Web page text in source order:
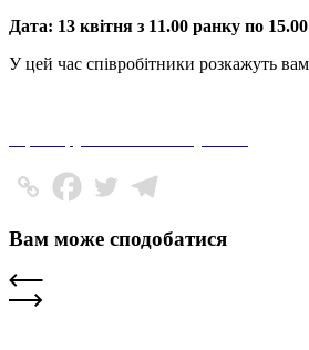
Дата: 13 квітня з 11.00 ранку по 15.00
Вам може сподобатися